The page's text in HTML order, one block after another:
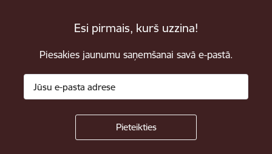
Esi pirmais, kurš uzzina!
Piesakies jaunumu saņemšanai savā e-pastā.